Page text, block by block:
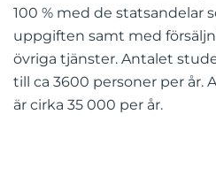
100 % med de statsandelar
uppgiften samt med
övriga tjänster. Antalet
till ca 3600 personer per år.
är cirka 35 000 per år.